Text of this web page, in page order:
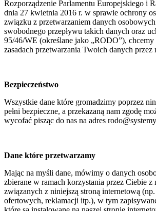
Rozporządzenie Parlamentu Europejskiego i
dnia 27 kwietnia 2016 r. w sprawie ochrony
związku z przetwarzaniem danych
swobodnego przepływu takich danych oraz
95/46/WE (określane jako „RODO”),
zasadach przetwarzania Twoich danych przez
Bezpieczeństwo
Wszystkie dane które gromadzimy poprzez
pełni bezpieczne, a przekazaną nam zgodę
wycofać pisząc do nas na adres
Dane które przetwarzamy
Mając na myśli dane, mówimy o danych
zbierane w ramach korzystania przez Ciebie z
związanych z niniejszą stroną internetową
ofertowych, reklamacji itp.), w tym